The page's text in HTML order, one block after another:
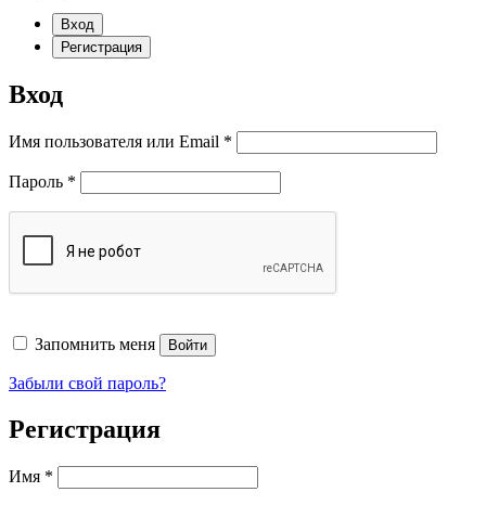
Вход
Регистрация
Вход
Имя пользователя или Email *
Пароль *
Запомнить меня Войти
Забыли свой пароль?
Регистрация
Имя *